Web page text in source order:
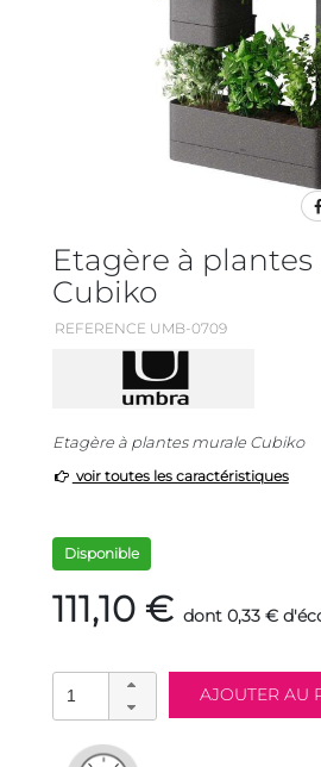
Etagère à
Cubiko
REFERENCE UMB-0709
Etagère à plantes murale Cubiko
voir toutes les caractéristiques
Disponible
111,10 € dont 0,33 €